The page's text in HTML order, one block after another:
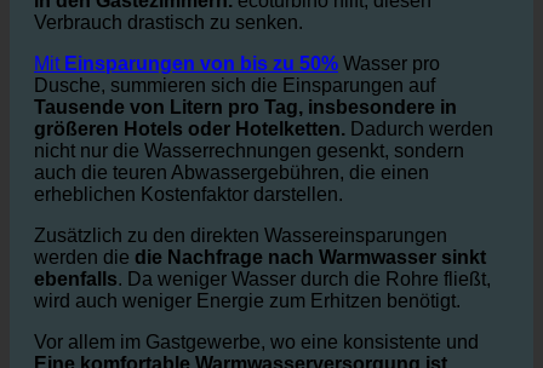
Hotels haben einen enormen
Wasserverbrauchbesonders in
in den Gästezimmern.ecoturbino hilft, diesen
Verbrauch drastisch zu senken.
MitEinsparungen von bis zu 50%Wasser pro
Dusche, summieren sich die Einsparungen auf
Tausende von Litern pro Tag, insbesondere in
größeren Hotels oder Hotelketten. Dadurch werden
nicht nur die Wasserrechnungen gesenkt, sondern
auch die teuren Abwassergebühren, die einen
erheblichen Kostenfaktor darstellen.
Zusätzlich zu den direkten Wassereinsparungen
werden diedie Nachfrage nach Warmwasser sinkt
ebenfalls . Da weniger Wasser durch die Rohre fließt,
wird auch weniger Energie zum Erhitzen benötigt.